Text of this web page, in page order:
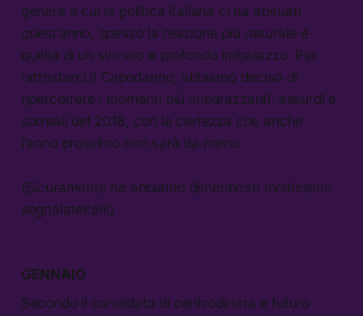
genere a cui la politica italiana ci ha abituati
quest’anno, spesso la reazione più naturale è
quella di un sincero e profondo imbarazzo. Per
rattristarci il Capodanno, abbiamo deciso di
ripercorrere i momenti più imbarazzanti, assurdi e
surreali del 2018, con la certezza che anche
l’anno prossimo non sarà da meno.
(Sicuramente ne abbiamo dimenticati moltissimi:
segnalateceli!)
GENNAIO
Secondo il candidato di centrodestra e futuro